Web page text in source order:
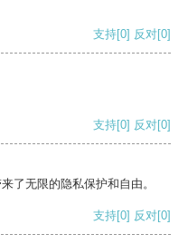
支持[0] 反对[0]
支持[0] 反对[0]
了无限的隐私保护和自由。
支持[0] 反对[0]